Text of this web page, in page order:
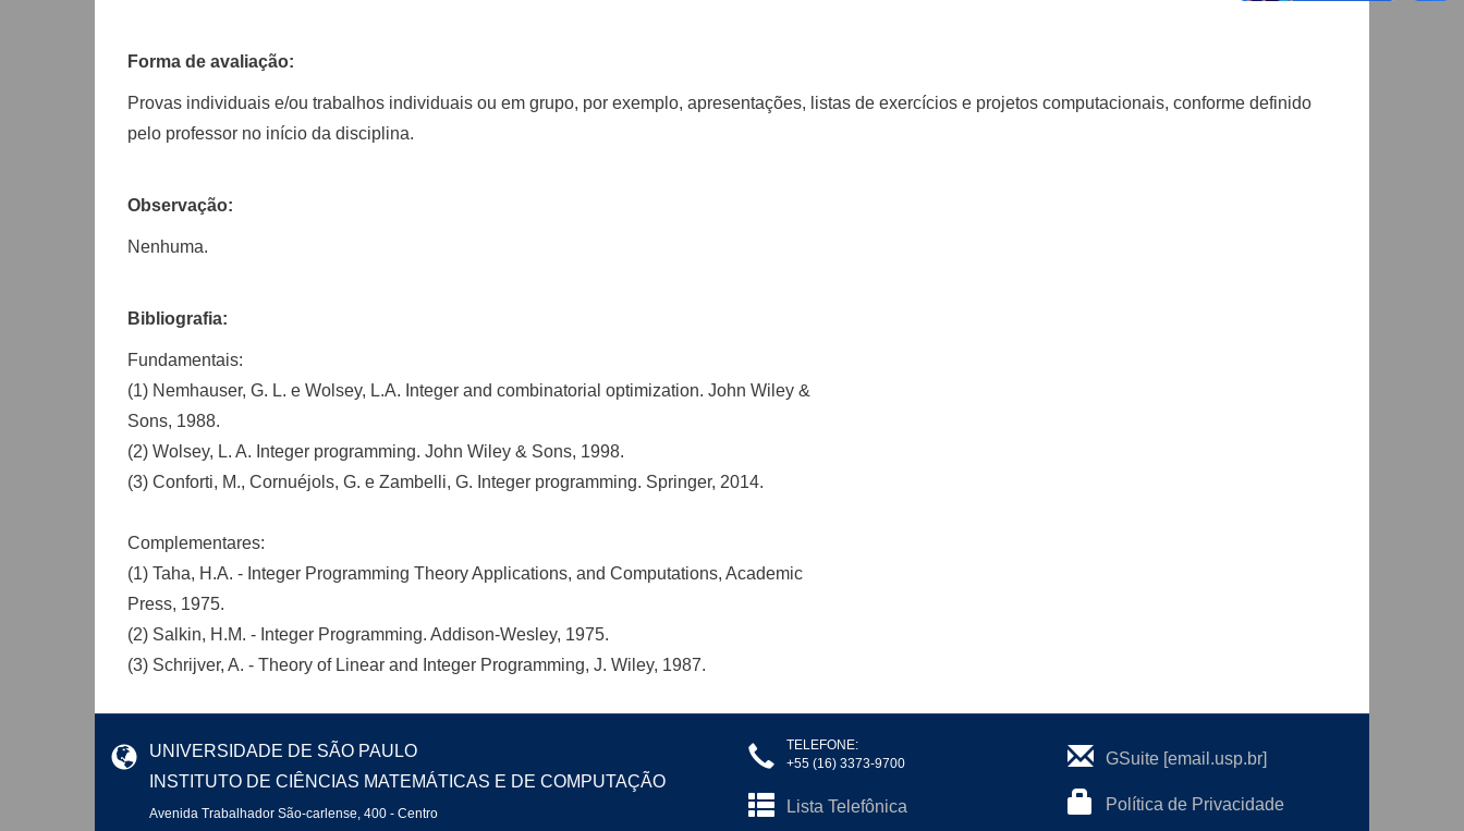
Forma de avaliação:
Provas individuais e/ou trabalhos individuais ou em grupo, por exemplo, apresentações, listas de exercícios e projetos computacionais, conforme definido
pelo professor no início da disciplina.
Observação:
Nenhuma.
Bibliografia:
Fundamentais:
(1) Nemhauser, G. L. e Wolsey, L.A. Integer and combinatorial optimization. John Wiley &
Sons, 1988.
(2) Wolsey, L. A. Integer programming. John Wiley & Sons, 1998.
(3) Conforti, M., Cornuéjols, G. e Zambelli, G. Integer programming. Springer, 2014.
Complementares:
(1) Taha, H.A. - Integer Programming Theory Applications, and Computations, Academic
Press, 1975.
(2) Salkin, H.M. - Integer Programming. Addison-Wesley, 1975.
(3) Schrijver, A. - Theory of Linear and Integer Programming, J. Wiley, 1987.
UNIVERSIDADE DE SÃO PAULO
INSTITUTO DE CIÊNCIAS MATEMÁTICAS E DE COMPUTAÇÃO
Avenida Trabalhador São-carlense, 400 - Centro
TELEFONE:
+55 (16) 3373-9700
Lista Telefônica
GSuite [email.usp.br]
Política de Privacidade